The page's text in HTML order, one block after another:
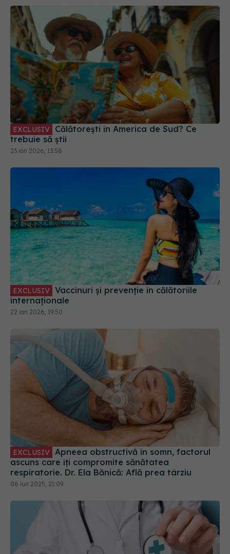
EXCLUSIV
trebuie să știi
23 ian 2026, 13:58
EXCLUSIV
internaționale
22 ian 2026, 19:50
EXCLUSIV
ascuns care îți compromite sănătatea
respiratorie. Dr. Ela Bănică: Află prea târziu
06 iun 2025, 21:09